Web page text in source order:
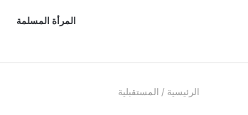
المرأة المسلمة
الرئيسية / المستقبلية